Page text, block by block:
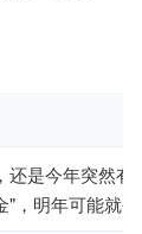
还是今年突然有
"，明年可能就